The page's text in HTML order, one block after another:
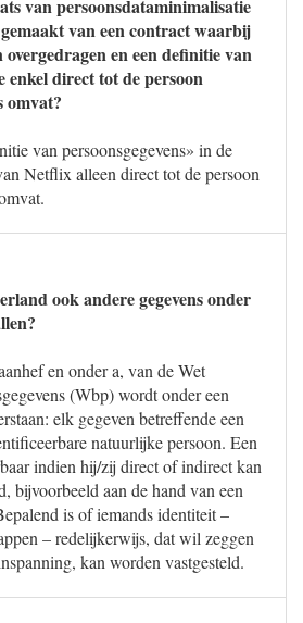
van persoonsdataminimalisatie
van een contract waarbij
overgedragen en een definitie van
enkel direct tot de persoon
omvat?
van persoonsgegevens» in de
Netflix alleen direct tot de persoon
ook andere gegevens onder
en onder a, van de Wet
(Wbp) wordt onder een
elk gegeven betreffende een
natuurlijke persoon. Een
indien hij/zij direct of indirect kan
bijvoorbeeld aan de hand van een
is of iemands identiteit –
– redelijkerwijs, dat wil zeggen
kan worden vastgesteld.